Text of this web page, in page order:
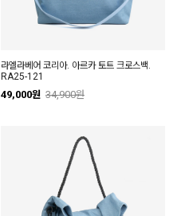
라엘라베어 코리아. 아르카 토트 크로스백.
RA25-121
49,000원 34,900원